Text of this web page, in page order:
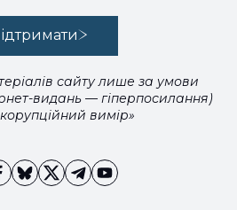
сайту лише за умови
видань — гіперпосилання)
вимір»